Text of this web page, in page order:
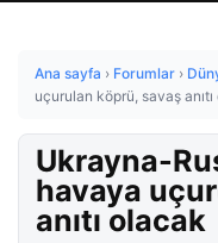
Ana sayfa › Forumlar ›
uçurulan köprü, savaş
Ukrayna-
havaya
anıtı olacak